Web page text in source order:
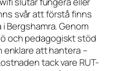
svår att förstå finns
Bergshamra. Genom
och pedagogiskt stöd
enklare att hantera –
tack vare RUT-